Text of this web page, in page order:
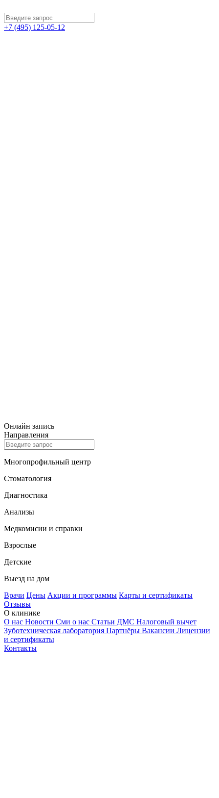
+7 (495) 125-05-12
Онлайн запись
Направления
Многопрофильный центр
Стоматология
Диагностика
Анализы
Медкомисии и справки
Взрослые
Детские
Выезд на дом
Врачи Цены Акции и программы Карты и сертификаты
Отзывы
О клинике
О нас Новости Сми о нас Статьи ДМС Налоговый вычет
Зуботехническая лаборатория Партнёры Вакансии Лицензии
и сертификаты
Контакты